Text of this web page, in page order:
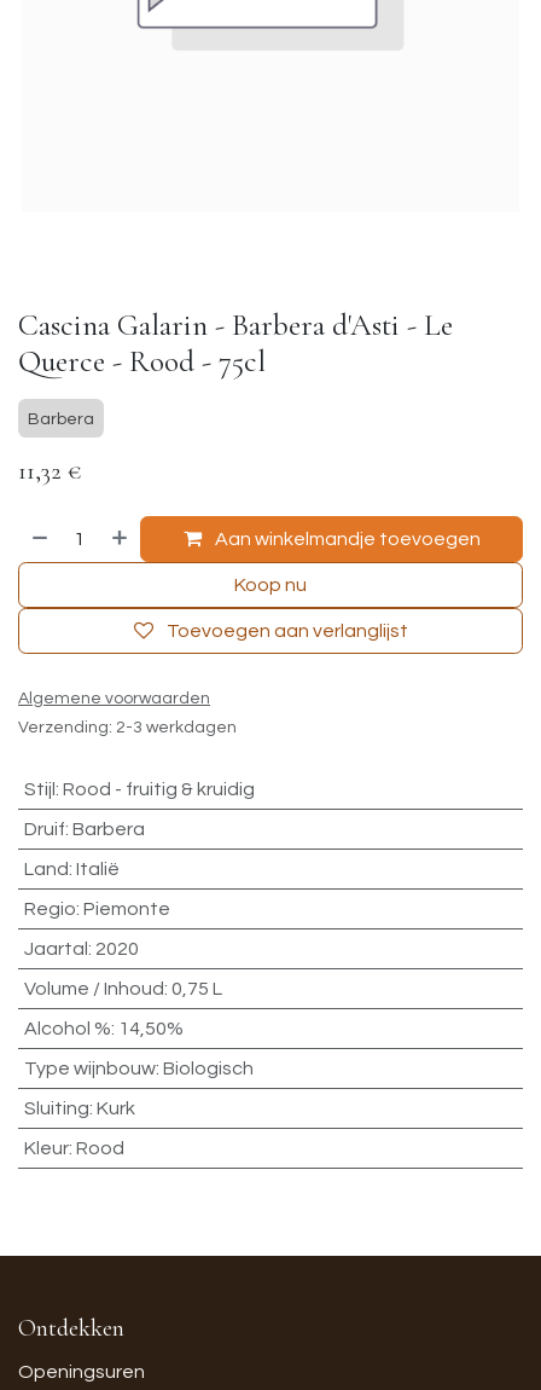
Cascina Galarin - Barbera d'Asti - Le
Querce - Rood - 75cl
Barbera
11,32 €
Aan winkelmandje toevoegen
Koop nu
Toevoegen aan verlanglijst
Algemene voorwaarden
Verzending: 2-3 werkdagen
Stijl : Rood - fruitig & kruidig
Druif: Barbera
Land: Italië
Regio: Piemonte
Jaartal : 2020
Volume / Inhoud: 0,75 L
Alcohol %: 14,50%
Type wijnbouw: Biologisch
Sluiting: Kurk
Kleur: Rood
Ontdekken
Openingsuren